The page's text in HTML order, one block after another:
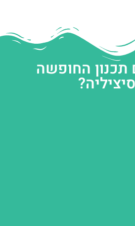
תכנון החופשה